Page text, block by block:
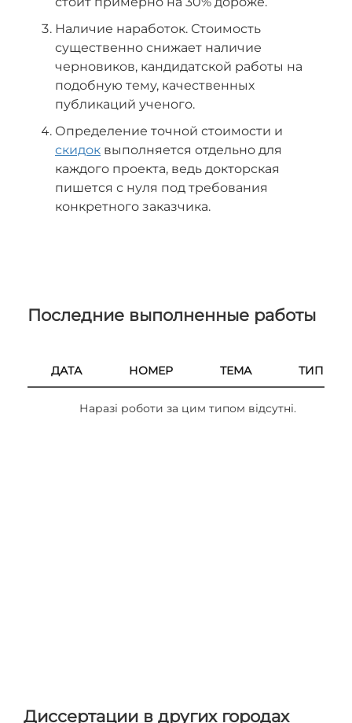
Наличие наработок. Стоимость
существенно снижает наличие
черновиков, кандидатской работы на
подобную тему, качественных
публикаций ученого.
Определение точной стоимости и
скидок выполняется отдельно для
каждого проекта, ведь докторская
пишется с нуля под требования
конкретного заказчика.
Последние выполненные работы
ДАТА НОМЕР ТЕМА ТИП
Наразі роботи за цим типом відсутні.
Диссертации в других городах